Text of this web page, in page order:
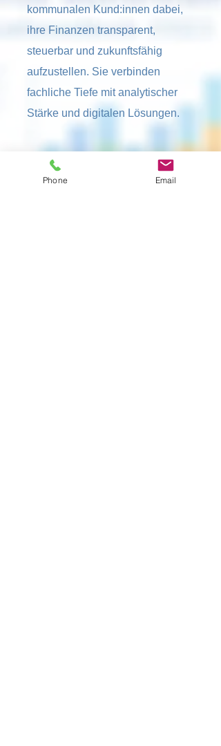
kommunalen Kund:innen dabei,
ihre Finanzen transparent,
steuerbar und zukunftsfähig
aufzustellen. Sie verbinden
fachliche Tiefe mit analytischer
Stärke und digitalen Lösungen.
Jetzt bewerben
Phone Email